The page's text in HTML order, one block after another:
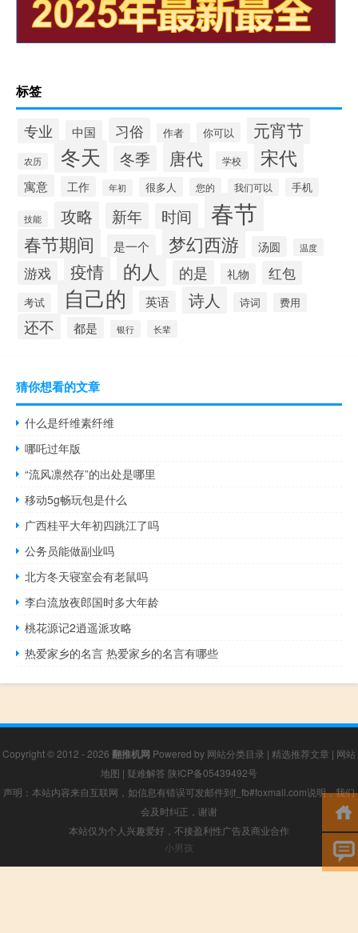
标签
专业 中国 习俗 作者 你可以 元宵节
农历 冬天 冬季 唐代 学校 宋代
寓意 工作 年初 很多人 您的 我们可以 手机
技能 攻略 新年 时间 春节
春节期间 是一个 梦幻西游 汤圆 温度
游戏 疫情 的人 的是 礼物 红包
考试 自己的 英语 诗人 诗词 费用
还不 都是 银行 长辈
猜你想看的文章
什么是纤维素纤维
哪吒过年版
“流风凛然存”的出处是哪里
移动5g畅玩包是什么
广西桂平大年初四跳江了吗
公务员能做副业吗
北方冬天寝室会有老鼠吗
李白流放夜郎国时多大年龄
桃花源记2逍遥派攻略
热爱家乡的名言 热爱家乡的名言有哪些
Copyright © 2012 - 2026 翻推机网 Powered by 网站分类目录 | 精选推荐文章 | 网站
地图 | 疑难解答 陕ICP备05439492号
声明：本站内容来自互联网，如信息有错误可发邮件到f_fb#foxmail.com说明，我们
会及时纠正，谢谢
本站仅为个人兴趣爱好，不接盈利性广告及商业合作
小男孩